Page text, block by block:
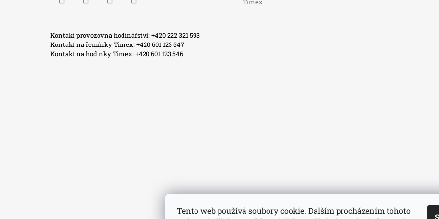
Tento web používá soubory cookie. Dalším procházením tohoto
Timex
Kontakt provozovna hodinářství: +420 222 321 593
Kontakt na řemínky Timex: +420 601 123 547
Kontakt na hodinky Timex: +420 601 123 546